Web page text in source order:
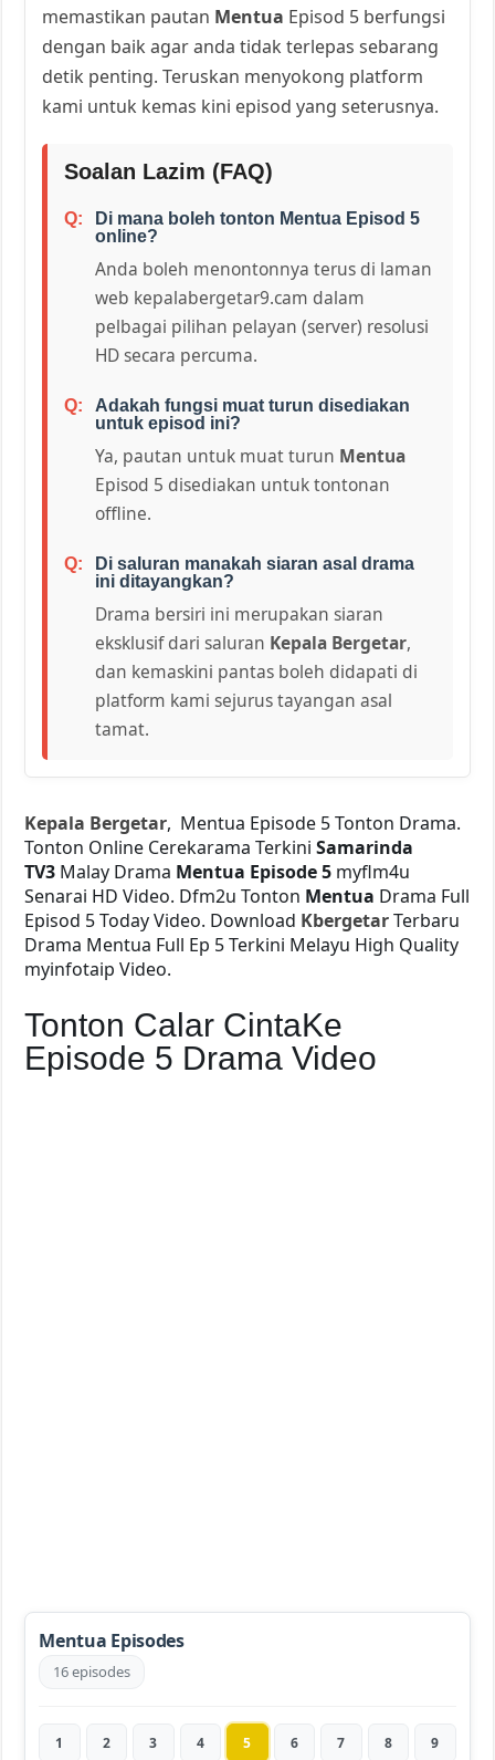
memastikan pautan Mentua Episod 5 berfungsi
dengan baik agar anda tidak terlepas sebarang
detik penting. Teruskan menyokong platform
kami untuk kemas kini episod yang seterusnya.
Soalan Lazim (FAQ)
Di mana boleh tonton Mentua Episod 5
online?
Anda boleh menontonnya terus di laman
web kepalabergetar9.cam dalam
pelbagai pilihan pelayan (server) resolusi
HD secara percuma.
Adakah fungsi muat turun disediakan
untuk episod ini?
Ya, pautan untuk muat turun Mentua
Episod 5 disediakan untuk tontonan
offline.
Di saluran manakah siaran asal drama
ini ditayangkan?
Drama bersiri ini merupakan siaran
eksklusif dari saluran Kepala Bergetar,
dan kemaskini pantas boleh didapati di
platform kami sejurus tayangan asal
tamat.
Kepala Bergetar, Mentua Episode 5 Tonton Drama.
Tonton Online Cerekarama TerkiniSamarinda
TV3 Malay Drama Mentua Episode 5 myflm4u
Senarai HD Video. Dfm2u Tonton Mentua Drama Full
Episod 5 Today Video. Download KbergetarTerbaru
Drama Mentua Full Ep 5 Terkini Melayu High Quality
myinfotaip Video.
Tonton Calar CintaKe
Episode 5 Drama Video
Mentua Episodes
16 episodes
1 2 3 4 5 6 7 8 9